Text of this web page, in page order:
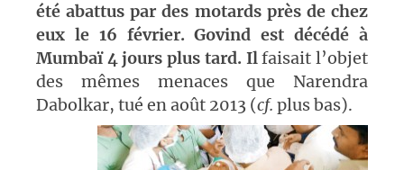
été abattus par des motards près de chez
eux le 16 février. Govind est décédé à
Mumbaï 4 jours plus tard. Ilfaisait l’objet
des mêmes menaces que Narendra
Dabolkar, tué en août 2013 (cf. plus bas).